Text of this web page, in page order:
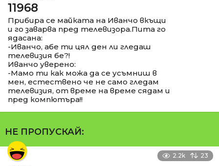
11968
Прибира се майката на Иванчо вкъщи
и го заварва пред телевизора.Пита го
ядасана:
-Иванчо, абе ти цял ден ли гледаш
телевизия бе?!
Иванчо уверено:
-Мамо ти как можа да се усъмниш в
мен, естествено че не само гледам
телевизия, от време на време сядам и
пред компютъра!!
НЕ ПРОПУСКАЙ:
2.2k 23